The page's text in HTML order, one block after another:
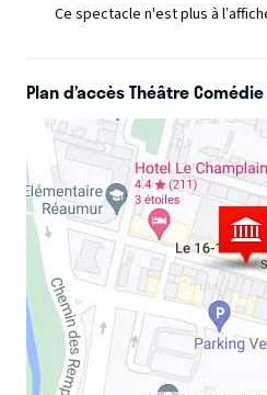
Ce spectacle n'est plus à
Plan d’accès Théâtre